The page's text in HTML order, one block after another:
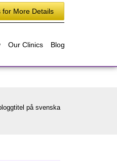
for More Details
Our Clinics Blog
på svenska